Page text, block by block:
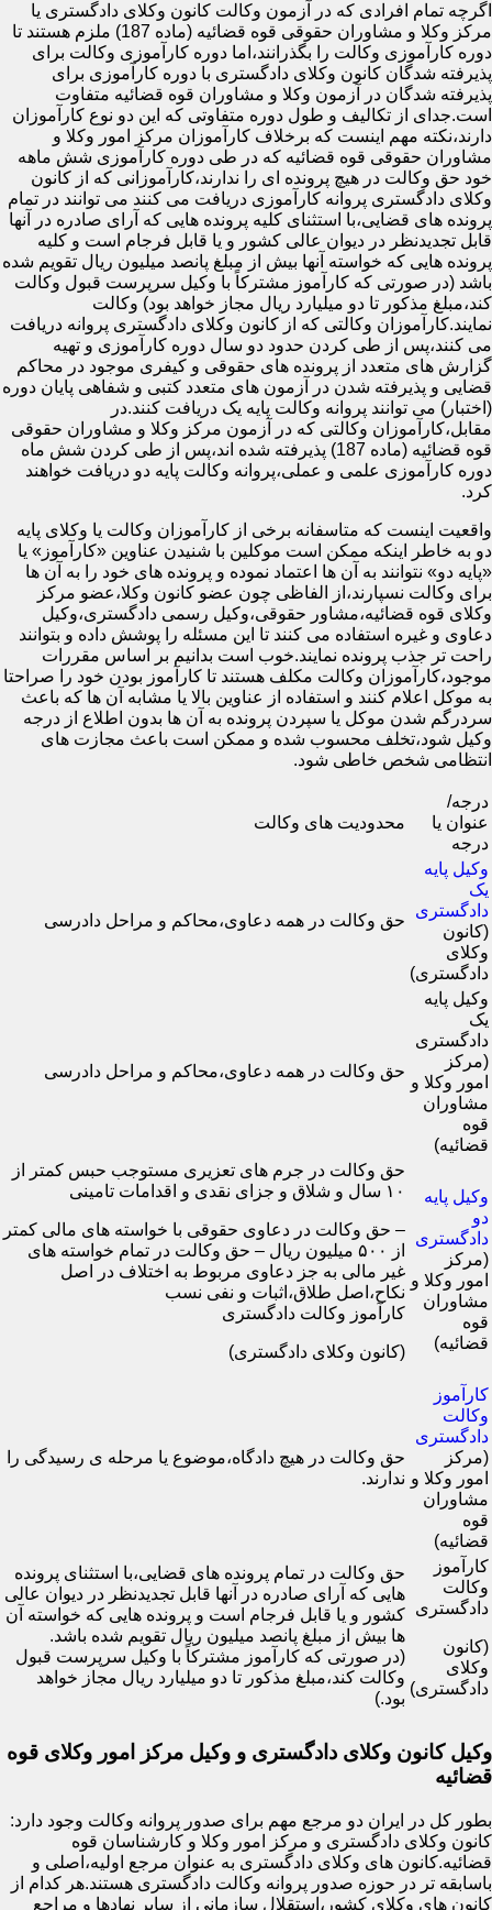
اگرچه تمام افرادی که در آزمون وکالت کانون وکلای دادگستری یا
مرکز وکلا و مشاوران حقوقی قوه قضائیه (ماده 187) ملزم هستند تا
دوره کارآموزی وکالت را بگذرانند،اما دوره کارآموزی وکالت برای
پذیرفته شدگان کانون وکلای دادگستری با دوره کارآموزی برای
پذیرفته شدگان در آزمون وکلا و مشاوران قوه قضائیه متفاوت
است.جدای از تکالیف و طول دوره متفاوتی که این دو نوع کارآموزان
دارند،نکته مهم اینست که برخلاف کارآموزان مرکز امور وکلا و
مشاوران حقوقی قوه قضائیه که در طی دوره کارآموزی شش ماهه
خود حق وکالت در هیچ پرونده ای را ندارند،کارآموزانی که از کانون
وکلای دادگستری پروانه کارآموزی دریافت می کنند می توانند در تمام
پرونده های قضایی،با استثنای کلیه پرونده هایی که آرای صادره در آنها
قابل تجدیدنظر در دیوان عالی کشور و یا قابل فرجام است و کلیه
پرونده هایی که خواسته آنها بیش از مبلغ پانصد میلیون ریال تقویم شده
باشد (در صورتی که کارآموز مشترکاً با وکیل سرپرست قبول وکالت
کند،مبلغ مذکور تا دو میلیارد ریال مجاز خواهد بود) وکالت
نمایند.کارآموزان وکالتی که از کانون وکلای دادگستری پروانه دریافت
می کنند،پس از طی کردن حدود دو سال دوره کارآموزی و تهیه
گزارش های متعدد از پرونده های حقوقی و کیفری موجود در محاکم
قضایی و پذیرفته شدن در آزمون های متعدد کتبی و شفاهی پایان دوره
(اختبار) می توانند پروانه وکالت پایه یک دریافت کنند.در
مقابل،کارآموزان وکالتی که در آزمون مرکز وکلا و مشاوران حقوقی
قوه قضائیه (ماده 187) پذیرفته شده اند،پس از طی کردن شش ماه
دوره کارآموزی علمی و عملی،پروانه وکالت پایه دو دریافت خواهند
کرد.
واقعیت اینست که متاسفانه برخی از کارآموزان وکالت یا وکلای پایه
دو به خاطر اینکه ممکن است موکلین با شنیدن عناوین «کارآموز» یا
«پایه دو» نتوانند به آن ها اعتماد نموده و پرونده های خود را به آن ها
برای وکالت نسپارند،از الفاظی چون عضو کانون وکلا،عضو مرکز
وکلای قوه قضائیه،مشاور حقوقی،وکیل رسمی دادگستری،وکیل
دعاوی و غیره استفاده می کنند تا این مسئله را پوشش داده و بتوانند
راحت تر جذب پرونده نمایند.خوب است بدانیم بر اساس مقررات
موجود،کارآموزان وکالت مکلف هستند تا کارآموز بودن خود را صراحتا
به موکل اعلام کنند و استفاده از عناوین بالا یا مشابه آن ها که باعث
سردرگم شدن موکل یا سپردن پرونده به آن ها بدون اطلاع از درجه
وکیل شود،تخلف محسوب شده و ممکن است باعث مجازت های
انتظامی شخص خاطی شود.
درجه/
عنوان یا
درجه
محدودیت های وکالت
وکیل پایه
یک
دادگستری
(کانون
وکلای
دادگستری)
حق وکالت در همه دعاوی،محاکم و مراحل دادرسی
وکیل پایه
یک
دادگستری
(مرکز
امور وکلا و
مشاوران
قوه
قضائیه)
حق وکالت در همه دعاوی،محاکم و مراحل دادرسی
وکیل پایه
دو
دادگستری
(مرکز
امور وکلا و
مشاوران
قوه
قضائیه)
حق وکالت در جرم های تعزیری مستوجب حبس کمتر از
۱۰ سال و شلاق و جزای نقدی و اقدامات تامینی
– حق وکالت در دعاوی حقوقی با خواسته های مالی کمتر
از ۵۰۰ میلیون ریال – حق وکالت در تمام خواسته های
غیر مالی به جز دعاوی مربوط به اختلاف در اصل
نکاح،اصل طلاق،اثبات و نفی نسب
کارآموز وکالت دادگستری
(کانون وکلای دادگستری)
کارآموز
وکالت
دادگستری
(مرکز
امور وکلا و
مشاوران
قوه
قضائیه)
حق وکالت در هیچ دادگاه،موضوع یا مرحله ی رسیدگی را
ندارند.
کارآموز
وکالت
دادگستری
(کانون
وکلای
دادگستری)
حق وکالت در تمام پرونده های قضایی،با استثنای پرونده
هایی که آرای صادره در آنها قابل تجدیدنظر در دیوان عالی
کشور و یا قابل فرجام است و پرونده هایی که خواسته آن
ها بیش از مبلغ پانصد میلیون ریال تقویم شده باشد.
(در صورتی که کارآموز مشترکاً با وکیل سرپرست قبول
وکالت کند،مبلغ مذکور تا دو میلیارد ریال مجاز خواهد
بود.)
وکیل کانون وکلای دادگستری و وکیل مرکز امور وکلای قوه
قضائیه
بطور کل در ایران دو مرجع مهم برای صدور پروانه وکالت وجود دارد:
کانون وکلای دادگستری و مرکز امور وکلا و کارشناسان قوه
قضائیه.کانون های وکلای دادگستری به عنوان مرجع اولیه،اصلی و
باسابقه تر در حوزه صدور پروانه وکالت دادگستری هستند.هر کدام از
کانون های وکلای کشور،استقلال سازمانی از سایر نهادها و مراجع